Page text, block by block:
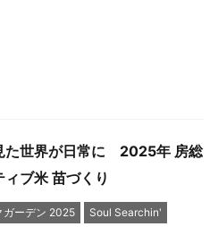
た世界が日常に 2025年 房総
ィブ米 苗づくり
ガーデン 2025 Soul Searchin'